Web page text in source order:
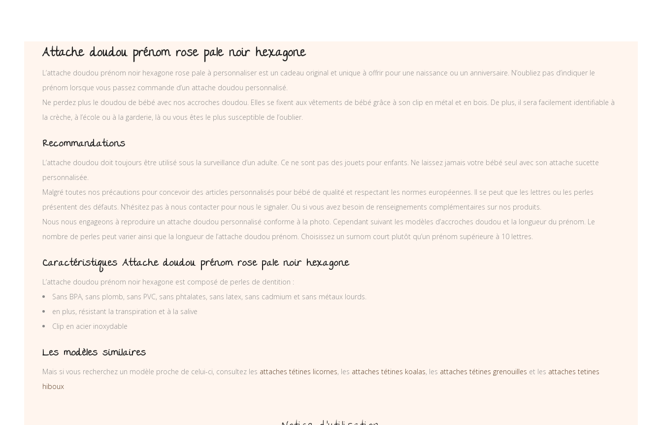
Attache doudou prénom rose pale noir hexagone
L’attache doudou prénom noir hexagone rose pale à personnaliser est un cadeau original et unique à offrir pour une naissance ou un anniversaire. N’oubliez pas d’indiquer le
prénom lorsque vous passez commande d’un attache doudou personnalisé.
Ne perdez plus le doudou de bébé avec nos accroches doudou. Elles se fixent aux vêtements de bébé grâce à son clip en métal et en bois. De plus, il sera facilement identifiable à
la crèche, à l’école ou à la garderie, là ou vous êtes le plus susceptible de l’oublier.
Recommandations
L’attache doudou doit toujours être utilisé sous la surveillance d’un adulte. Ce ne sont pas des jouets pour enfants. Ne laissez jamais votre bébé seul avec son attache sucette
personnalisée.
Malgré toutes nos précautions pour concevoir des articles personnalisés pour bébé de qualité et respectant les normes européennes. Il se peut que les lettres ou les perles
présentent des défauts. N’hésitez pas à nous contacter pour nous le signaler. Ou si vous avez besoin de renseignements complémentaires sur nos produits.
Nous nous engageons à reproduire un attache doudou personnalisé conforme à la photo. Cependant suivant les modèles d’accroches doudou et la longueur du prénom. Le
nombre de perles peut varier ainsi que la longueur de l’attache doudou prénom. Choisissez un surnom court plutôt qu’un prénom supérieure à 10 lettres.
Caractéristiques Attache doudou prénom rose pale noir hexagone
L’attache doudou prénom noir hexagone est composé de perles de dentition :
Sans BPA, sans plomb, sans PVC, sans phtalates, sans latex, sans cadmium et sans métaux lourds.
en plus, résistant la transpiration et à la salive
Clip en acier inoxydable
Les modèles similaires
Mais si vous recherchez un modèle proche de celui-ci, consultez les attaches tétines licornes, les attaches tétines koalas, les attaches tétines grenouilles et les attaches tetines
hiboux